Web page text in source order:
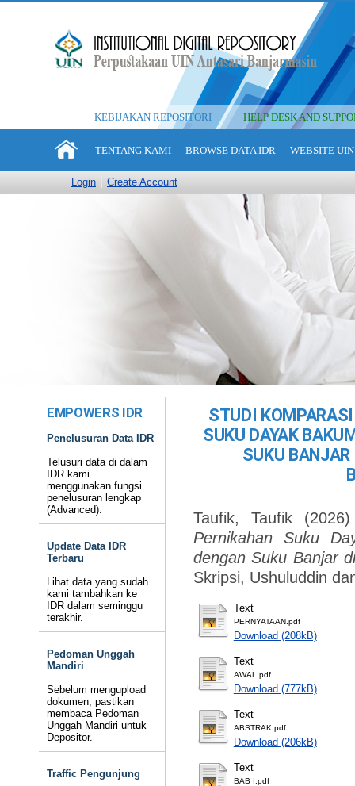
KEBIJAKAN REPOSITORI HELP DESK AND
TENTANG KAMI BROWSE DATA IDR WEBSITE
Login Create Account
EMPOWERS IDR
Penelusuran Data IDR
Telusuri data di dalam
IDR kami
menggunakan fungsi
penelusuran lengkap
(Advanced).
Update Data IDR
Terbaru
Lihat data yang sudah
kami tambahkan ke
IDR dalam seminggu
terakhir.
Pedoman Unggah
Mandiri
Sebelum mengupload
dokumen, pastikan
membaca Pedoman
Unggah Mandiri untuk
Depositor.
Traffic Pengunjung
STUDI
SUKU DAYAK
SUKU
Taufik, Taufik
Pernikahan Suku
dengan Suku Banjar
Skripsi, Ushuluddin
Text
PERNYATAAN.pdf
Download (208kB)
Text
AWAL.pdf
Download (777kB)
Text
ABSTRAK.pdf
Download (206kB)
Text
BAB I.pdf